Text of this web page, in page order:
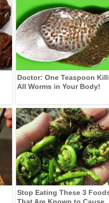
Doctor: One Teaspoon
All Worms in Your Body!
Stop Eating These 3
That Are Known to Cause